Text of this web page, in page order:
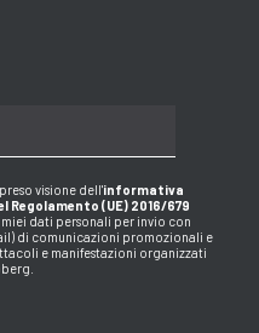
visione dell'informativa
(UE) 2016/679
dati personali per invio con
di comunicazioni promozionali e
e manifestazioni organizzati